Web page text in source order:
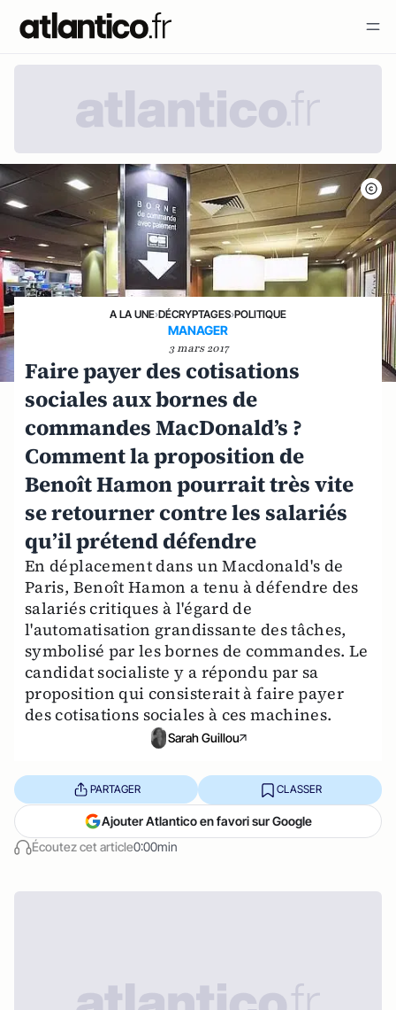
A LA UNE›DÉCRYPTAGES›POLITIQUE
MANAGER
3 mars 2017
Faire payer des cotisations
sociales aux bornes de
commandes MacDonald’s ?
Comment la proposition de
Benoît Hamon pourrait très vite
se retourner contre les salariés
qu’il prétend défendre
En déplacement dans un Macdonald's de
Paris, Benoît Hamon a tenu à défendre des
salariés critiques à l'égard de
l'automatisation grandissante des tâches,
symbolisé par les bornes de commandes. Le
candidat socialiste y a répondu par sa
proposition qui consisterait à faire payer
des cotisations sociales à ces machines.
Sarah Guillou
Écoutez cet article0:00min
PARTAGER CLASSER
Ajouter Atlantico en favori sur Google